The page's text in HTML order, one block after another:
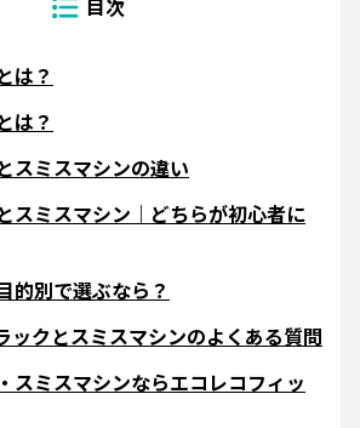
は？
は？
スミスマシンの違い
スミスマシン｜どちらが初心者に
的別で選ぶなら？
ックとスミスマシンのよくある質問
スミスマシンならエコレコフィッ